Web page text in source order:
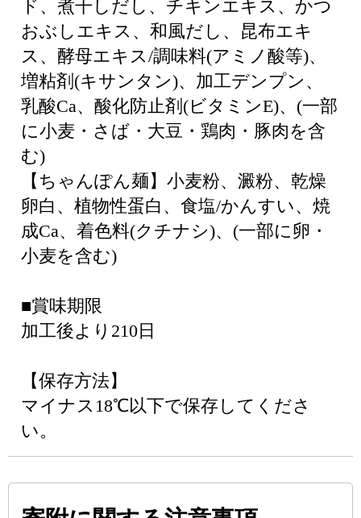
ド、煮干しだし、チキンエキス、かつ
おぶしエキス、和風だし、昆布エキ
ス、酵母エキス/調味料(アミノ酸等)、
増粘剤(キサンタン)、加工デンプン、
乳酸Ca、酸化防止剤(ビタミンE)、(一部
に小麦・さば・大豆・鶏肉・豚肉を含
む)
【ちゃんぽん麺】小麦粉、澱粉、乾燥
卵白、植物性蛋白、食塩/かんすい、焼
成Ca、着色料(クチナシ)、(一部に卵・
小麦を含む)
■賞味期限
加工後より210日
【保存方法】
マイナス18℃以下で保存してくださ
い。